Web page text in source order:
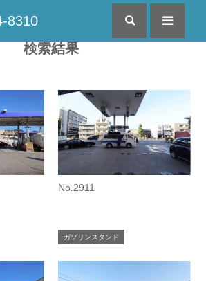
8310 検索
検索結果
No.2911
ガソリンスタンド